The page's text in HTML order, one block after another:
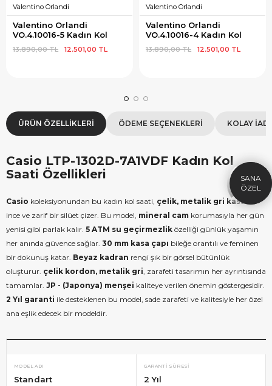
Valentino Orlandi
Valentino Orlandi
VO.4.10016-5 Kadın Kol
12.501,00 TL
13.890,00 TL
Valentino Orlandi
Valentino Orlandi
VO.4.10016-4 Kadın Kol
12.501,00 TL
13.890,00 TL
ÜRÜN ÖZELLIKLERI ÖDEME SEÇENEKLERI KOLAY
Casio LTP-1302D-7A1VDF Kadın Kol
Saati Özellikleri
Casio koleksiyonundan bu kadın kol saati, çelik, metalik gri kasa
ince ve zarif bir silüet çizer. Bu model, mineral cam korumasıyla her gün
yenisi gibi parlak kalır. 5 ATM su geçirmezlik özelliği günlük yaşamın
her anında güvence sağlar. 30 mm kasa çapı bileğe orantılı ve feminen
bir dokunuş katar. Beyaz kadran rengi şık bir görsel bütünlük
oluşturur. çelik kordon, metalik gri , zarafeti tasarımın her ayrıntısında
tamamlar. JP - (Japonya) menşei kaliteye verilen önemin göstergesidir.
2 Yıl garanti ile desteklenen bu model, sade zarafeti ve kalitesiyle her özel
ana eşlik edecek bir modeldir.
MODEL ADI
Standart
GARANTI SÜRESI
2 Yıl
HEDIYE
ÇEKI
SEPETTE İNDİRİM×
KOPYALA